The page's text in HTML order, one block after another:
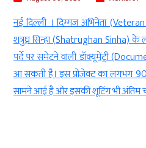
Actor) और राजनेता (Politician)
के लंबे फिल्मी और राजनीतिक सफर को
(Documentary) अब जल्द दर्शकों के सामने
90 प्रतिशत काम पूरा होने की जानकारी
अंतिम चरण […]